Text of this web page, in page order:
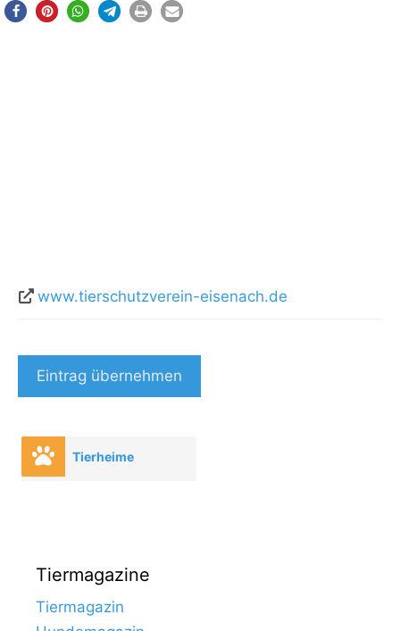
www.tierschutzverein-eisenach.de
Eintrag übernehmen
Tierheime
Tiermagazine
Tiermagazin